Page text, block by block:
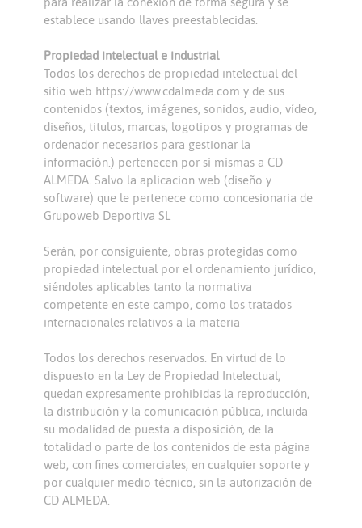
establece usando llaves preestablecidas.
Propiedad intelectual e industrial
Todos los derechos de propiedad intelectual del
sitio web https://www.cdalmeda.com y de sus
contenidos (textos, imágenes, sonidos, audio, vídeo,
diseños, titulos, marcas, logotipos y programas de
ordenador necesarios para gestionar la
información.) pertenecen por si mismas a CD
ALMEDA. Salvo la aplicacion web (diseño y
software) que le pertenece como concesionaria de
Grupoweb Deportiva SL
Serán, por consiguiente, obras protegidas como
propiedad intelectual por el ordenamiento jurídico,
siéndoles aplicables tanto la normativa
competente en este campo, como los tratados
internacionales relativos a la materia
Todos los derechos reservados. En virtud de lo
dispuesto en la Ley de Propiedad Intelectual,
quedan expresamente prohibidas la reproducción,
la distribución y la comunicación pública, incluida
su modalidad de puesta a disposición, de la
totalidad o parte de los contenidos de esta página
web, con fines comerciales, en cualquier soporte y
por cualquier medio técnico, sin la autorización de
CD ALMEDA.